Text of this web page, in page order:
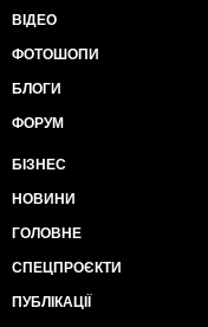
ВІДЕО
ФОТОШОПИ
БЛОГИ
ФОРУМ
БІЗНЕС
НОВИНИ
ГОЛОВНЕ
СПЕЦПРОЄКТИ
ПУБЛІКАЦІЇ